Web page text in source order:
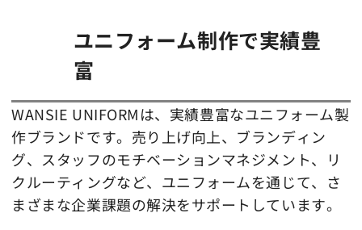
ユニフォーム制作で実績豊
富
WANSIE UNIFORMは、実績豊富なユニフォーム製
作ブランドです。売り上げ向上、ブランディン
グ、スタッフのモチベーションマネジメント、リ
クルーティングなど、ユニフォームを通じて、さ
まざまな企業課題の解決をサポートしています。